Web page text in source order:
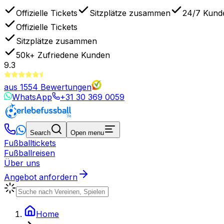
Offizielle Tickets Sitzplätze zusammen
24/7
Offizielle Tickets
Sitzplätze zusammen
50k+ Zufriedene Kunden
9.3
aus 1554 Bewertungen
WhatsApp
+31 30 369 0059
Search Open menu
Fußballtickets
Fußballreisen
Über uns
Angebot anfordern
Home